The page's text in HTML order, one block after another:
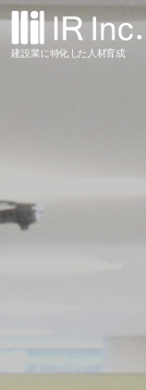
建設業に特化 した 人材育成